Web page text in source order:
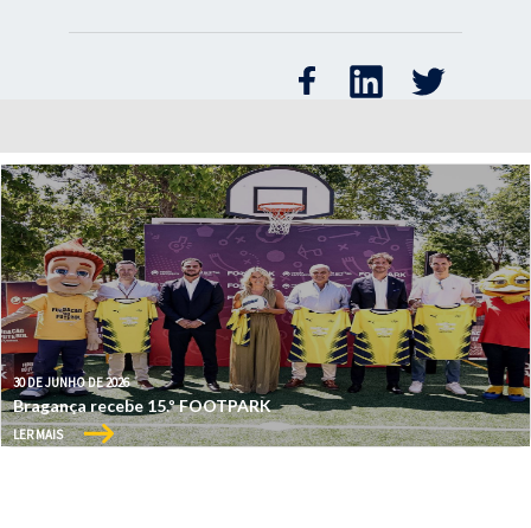
30 DE JUNHO DE 2026
Bragança recebe 15.º FOOTPARK
LER MAIS